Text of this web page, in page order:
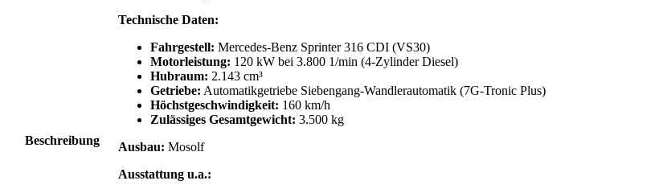
Beschreibung
Technische Daten:
Fahrgestell: Mercedes-Benz Sprinter 316 CDI (VS30)
Motorleistung: 120 kW bei 3.800 1/min (4-Zylinder Diesel)
Hubraum: 2.143 cm³
Getriebe: Automatikgetriebe Siebengang-Wandlerautomatik (7G-Tronic Plus)
Höchstgeschwindigkeit: 160 km/h
Zulässiges Gesamtgewicht: 3.500 kg
Ausbau: Mosolf
Ausstattung u.a.: